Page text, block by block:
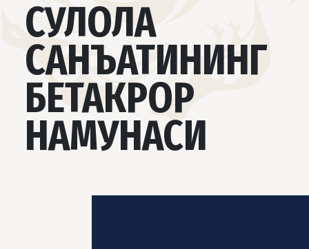
Лойиҳалар
СУЛОЛА
САНЪАТИНИНГ
БЕТАКРОР
НАМУНАСИ